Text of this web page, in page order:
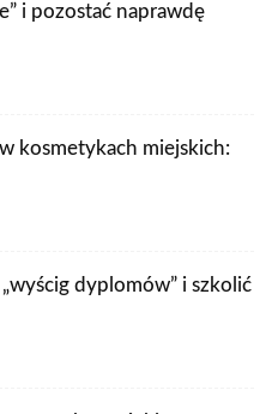
i pozostać naprawdę
kosmetykach miejskich:
dyplomów” i szkolić